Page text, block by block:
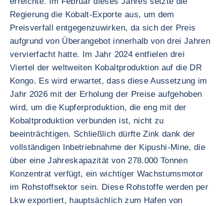
Regierung die Kobalt-Exporte aus, um dem
Preisverfall entgegenzuwirken, da sich der Preis
aufgrund von Überangebot innerhalb von drei Jahren
vervierfacht hatte. Im Jahr 2024 entfielen drei
Viertel der weltweiten Kobaltproduktion auf die DR
Kongo. Es wird erwartet, dass diese Aussetzung im
Jahr 2026 mit der Erholung der Preise aufgehoben
wird, um die Kupferproduktion, die eng mit der
Kobaltproduktion verbunden ist, nicht zu
beeinträchtigen. Schließlich dürfte Zink dank der
vollständigen Inbetriebnahme der Kipushi-Mine, die
über eine Jahreskapazität von 278.000 Tonnen
Konzentrat verfügt, ein wichtiger Wachstumsmotor
im Rohstoffsektor sein. Diese Rohstoffe werden per
Lkw exportiert, hauptsächlich zum Hafen von